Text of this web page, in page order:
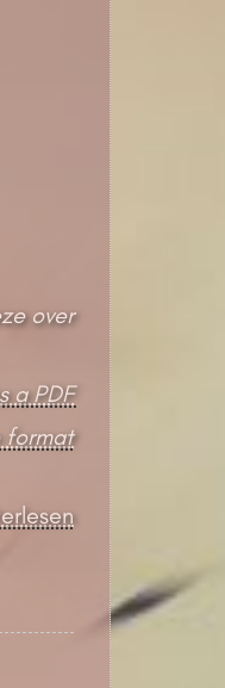
over
a PDF
format